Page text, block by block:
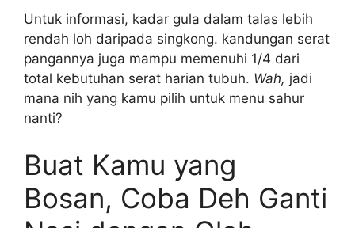
Untuk informasi, kadar gula dalam talas lebih
rendah loh daripada singkong. kandungan serat
pangannya juga mampu memenuhi 1/4 dari
total kebutuhan serat harian tubuh. Wah, jadi
mana nih yang kamu pilih untuk menu sahur
nanti?
Buat Kamu yang
Bosan, Coba Deh Ganti